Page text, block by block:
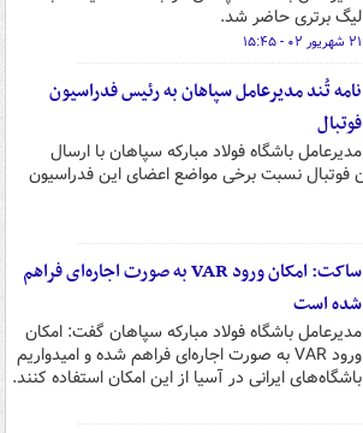
لیگ برتری حاضر شد.
۲۱ شهریور ۰۲ - ۱۵:۴۵
نامه تُند مدیرعامل سپاهان به رئیس فدراسیون
فوتبال
مدیرعامل باشگاه فولاد مبارکه سپاهان با ارسال
فوتبال نسبت برخی مواضع اعضای این فدراسیون
ساکت: امکان ورود VAR به صورت اجاره‌ای فراهم
شده است
مدیرعامل باشگاه فولاد مبارکه سپاهان گفت: امکان
ورود VAR به صورت اجاره‌ای فراهم شده و امیدواریم
باشگاه‌های ایرانی در آسیا از این امکان استفاده کنند.